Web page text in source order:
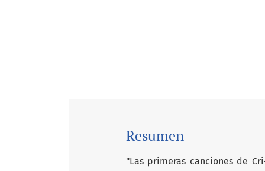
Resumen
"Las primeras canciones de